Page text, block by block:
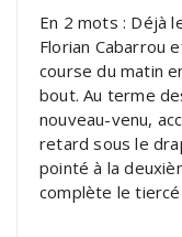
En 2 mots : Déjà
Florian Cabarrou
course du matin
bout. Au terme
nouveau-venu,
retard sous le
pointé à la
complète le